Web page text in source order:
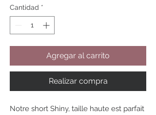
Cantidad *
Agregar al carrito
Realizar compra
Notre short Shiny, taille haute est parfait